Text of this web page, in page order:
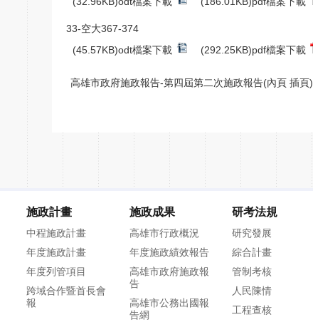
33-空大367-374
(45.57KB)odt檔案下載
(292.25KB)pdf檔案下載
高雄市政府施政報告-第四屆第二次施政報告(內頁 插頁)
施政計畫
中程施政計畫
年度施政計畫
年度列管項目
跨域合作暨首長會
報
施政成果
高雄市行政概況
年度施政績效報告
高雄市政府施政報
告
高雄市公務出國報
告網
研考法規
研究發展
綜合計畫
管制考核
人民陳情
工程查核